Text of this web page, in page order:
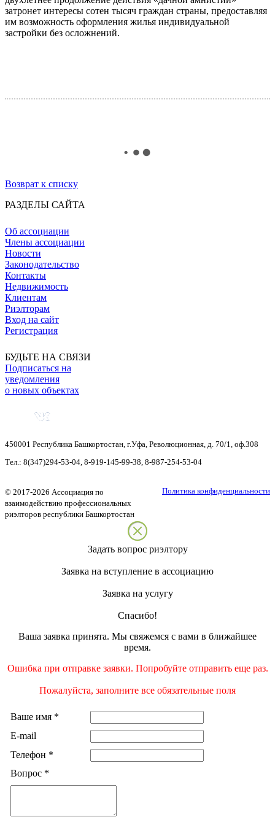
затронет интересы сотен тысяч граждан страны, предоставляя
им возможность оформления жилья индивидуальной
застройки без осложнений.
Возврат к списку
РАЗДЕЛЫ САЙТА
Об ассоциации
Члены ассоциации
Новости
Законодательство
Контакты
Недвижимость
Клиентам
Риэлторам
Вход на сайт
Регистрация
БУДЬТЕ НА СВЯЗИ
Подписаться на
уведомления
о новых объектах
450001 Республика Башкортостан г.Уфа Революционная, д. 70/1, оф.308
Тел.: 8(347)294-53-04 8-919-145-99-38 8-987-254-53-04
Политика конфиденциальности
© 2017-2026 Ассоциация по
взаимодействию профессиональных
риэлторов республики Башкортостан
Задать вопрос риэлтору
Заявка на вступление в ассоциацию
Заявка на услугу
Спасибо!
Ваша заявка принята. Мы свяжемся с вами в ближайшее
время.
Ошибка при отправке заявки. Попробуйте отправить еще раз.
Пожалуйста, заполните все обязательные поля
Ваше имя *
E-mail
Телефон *
Вопрос *